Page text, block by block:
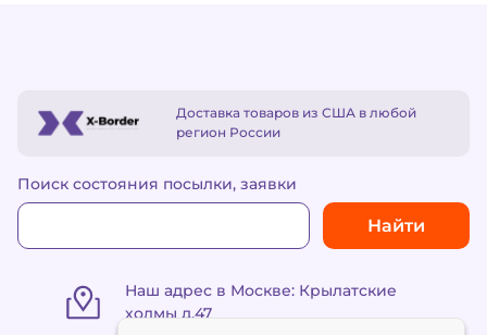
Доставка товаров из США в любой
регион России
Поиск состояния посылки, заявки
Найти
Наш адрес в Москве: Крылатские
холмы д.47